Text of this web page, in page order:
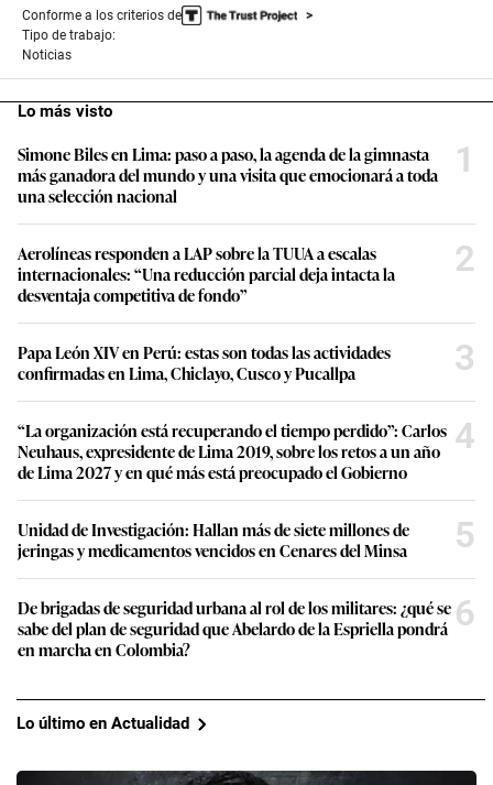
Conforme a los criterios de
Tipo de trabajo:
Noticias
Lo más visto
Simone Biles en Lima: paso a paso, la agenda de la gimnasta
más ganadora del mundo y una visita que emocionará a toda
una selección nacional
1
Aerolíneas responden a LAP sobre la TUUA a escalas
internacionales: “Una reducción parcial deja intacta la
desventaja competitiva de fondo”
2
Papa León XIV en Perú: estas son todas las actividades
confirmadas en Lima, Chiclayo, Cusco y Pucallpa
3
“La organización está recuperando el tiempo perdido”: Carlos
Neuhaus, expresidente de Lima 2019, sobre los retos a un año
de Lima 2027 y en qué más está preocupado el Gobierno
4
Unidad de Investigación: Hallan más de siete millones de
jeringas y medicamentos vencidos en Cenares del Minsa
5
De brigadas de seguridad urbana al rol de los militares: ¿qué se
sabe del plan de seguridad que Abelardo de la Espriella pondrá
en marcha en Colombia?
6
Lo último en Actualidad